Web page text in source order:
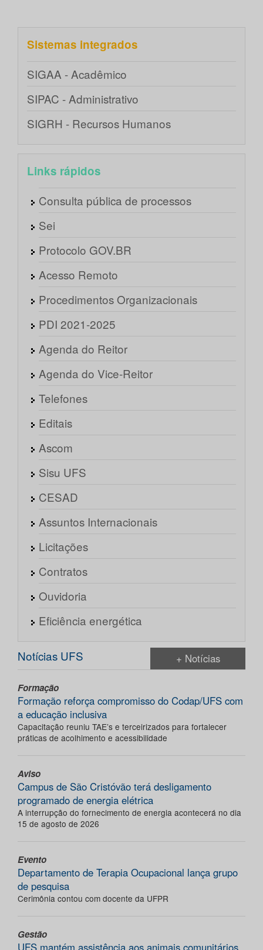
Sistemas integrados
SIGAA - Acadêmico
SIPAC - Administrativo
SIGRH - Recursos Humanos
Links rápidos
Consulta pública de processos
Sei
Protocolo GOV.BR
Acesso Remoto
Procedimentos Organizacionais
PDI 2021-2025
Agenda do Reitor
Agenda do Vice-Reitor
Telefones
Editais
Ascom
Sisu UFS
CESAD
Assuntos Internacionais
Licitações
Contratos
Ouvidoria
Eficiência energética
Notícias UFS + Notícias
Formação
Formação reforça compromisso do Codap/UFS com
a educação inclusiva
Capacitação reuniu TAE’s e terceirizados para fortalecer
práticas de acolhimento e acessibilidade
Aviso
Campus de São Cristóvão terá desligamento
programado de energia elétrica
A interrupção do fornecimento de energia acontecerá no dia
15 de agosto de 2026
Evento
Departamento de Terapia Ocupacional lança grupo
de pesquisa
Cerimônia contou com docente da UFPR
Gestão